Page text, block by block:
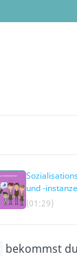
und -
(01:29)
bekommst